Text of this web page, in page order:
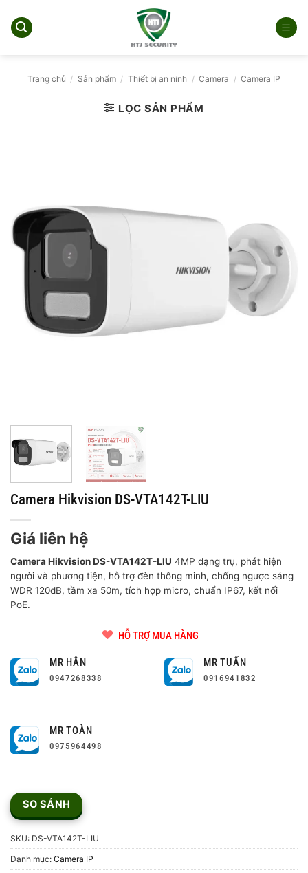
qua
Trang chủ / Sản phẩm / Thiết bị an ninh / Camera / Camera IP
LỌC SẢN PHẨM
Camera Hikvision DS-VTA142T-LIU
Giá liên hệ
Camera Hikvision DS-VTA142T-LIU 4MP dạng trụ, phát hiện
người và phương tiện, hỗ trợ đèn thông minh, chống ngược sáng
WDR 120dB, tầm xa 50m, tích hợp micro, chuẩn IP67, kết nối
PoE.
HỖ TRỢ MUA HÀNG
MR HÂN
0947268338
MR TUẤN
0916941832
MR TOÀN
0975964498
SO SÁNH
SKU: DS-VTA142T-LIU
Danh mục: Camera IP